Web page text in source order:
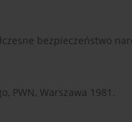
bezpieczeństwo
PWN, Warszawa 1981.